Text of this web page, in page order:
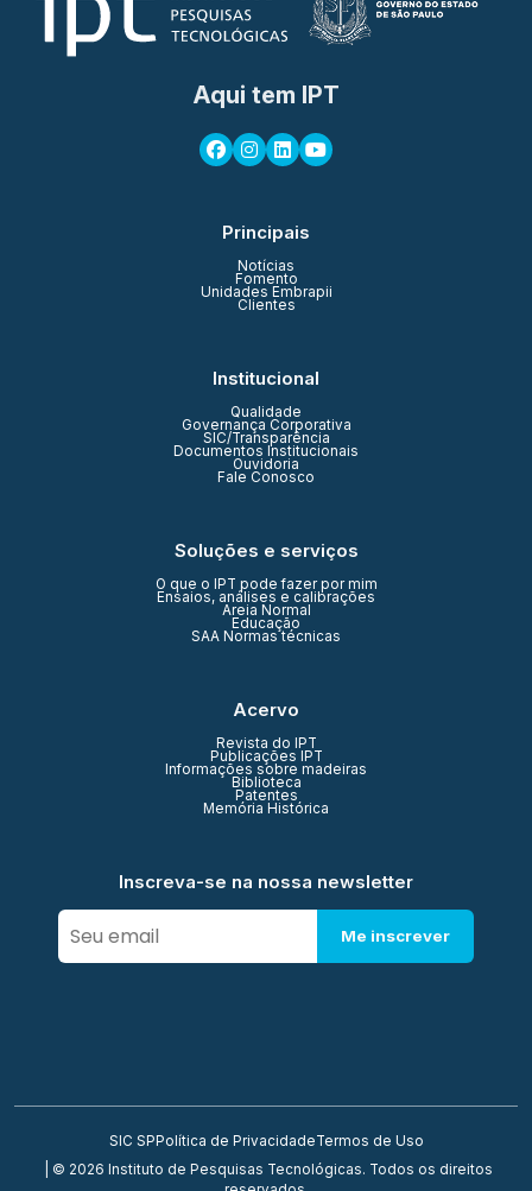
Aqui tem IPT
Principais
Notícias
Fomento
Unidades Embrapii
Clientes
Institucional
Qualidade
Governança Corporativa
SIC/Transparência
Documentos Institucionais
Ouvidoria
Fale Conosco
Soluções e serviços
O que o IPT pode fazer por mim
Ensaios, análises e calibrações
Areia Normal
Educação
SAA Normas técnicas
Acervo
Revista do IPT
Publicações IPT
Informações sobre madeiras
Biblioteca
Patentes
Memória Histórica
Inscreva-se na nossa newsletter
Me inscrever
SIC SP Política de PrivacidadeTermos de Uso
| © 2026 Instituto de Pesquisas Tecnológicas. Todos os direitos